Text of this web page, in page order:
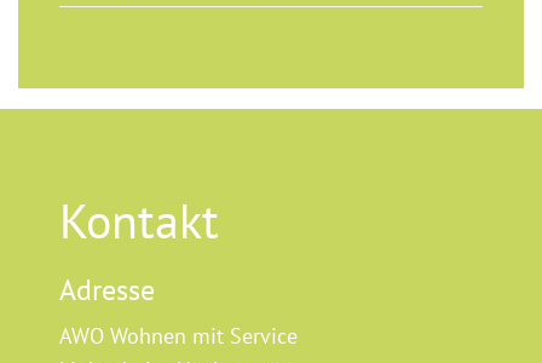
Kontakt
Adresse
AWO Wohnen mit Service